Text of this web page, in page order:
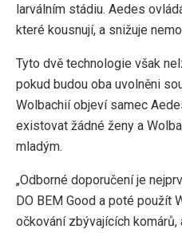
larválním stádiu. Aedes
které kousnují, a snižuje
Tyto dvě technologie však
pokud budou oba uvolněni
Wolbachií objeví samec
existovat žádné ženy a
mladým.
„Odborné doporučení je
DO BEM Good a poté použít
očkování zbývajících komárů,